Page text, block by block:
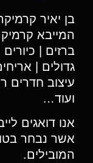
בן יאיר
המייבא
ברזים |
גדולים |
עיצוב חדרים
ועוד…
אנו דואגים
אשר נבחר
המובילים.